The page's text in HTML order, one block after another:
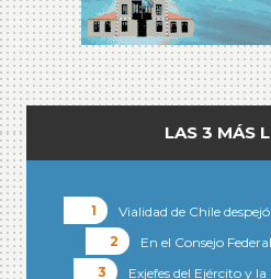
LAS 3 MÁS
Vialidad de Chile
En el Consejo
Exjefes del Ejército y